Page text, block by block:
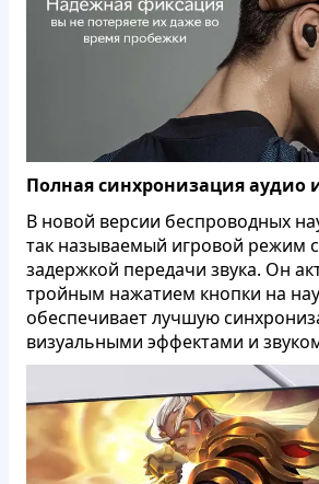
Полная синхронизация аудио
В новой версии беспроводных
так называемый игровой режим
задержкой передачи звука. Он
тройным нажатием кнопки на
обеспечивает лучшую
визуальными эффектами и